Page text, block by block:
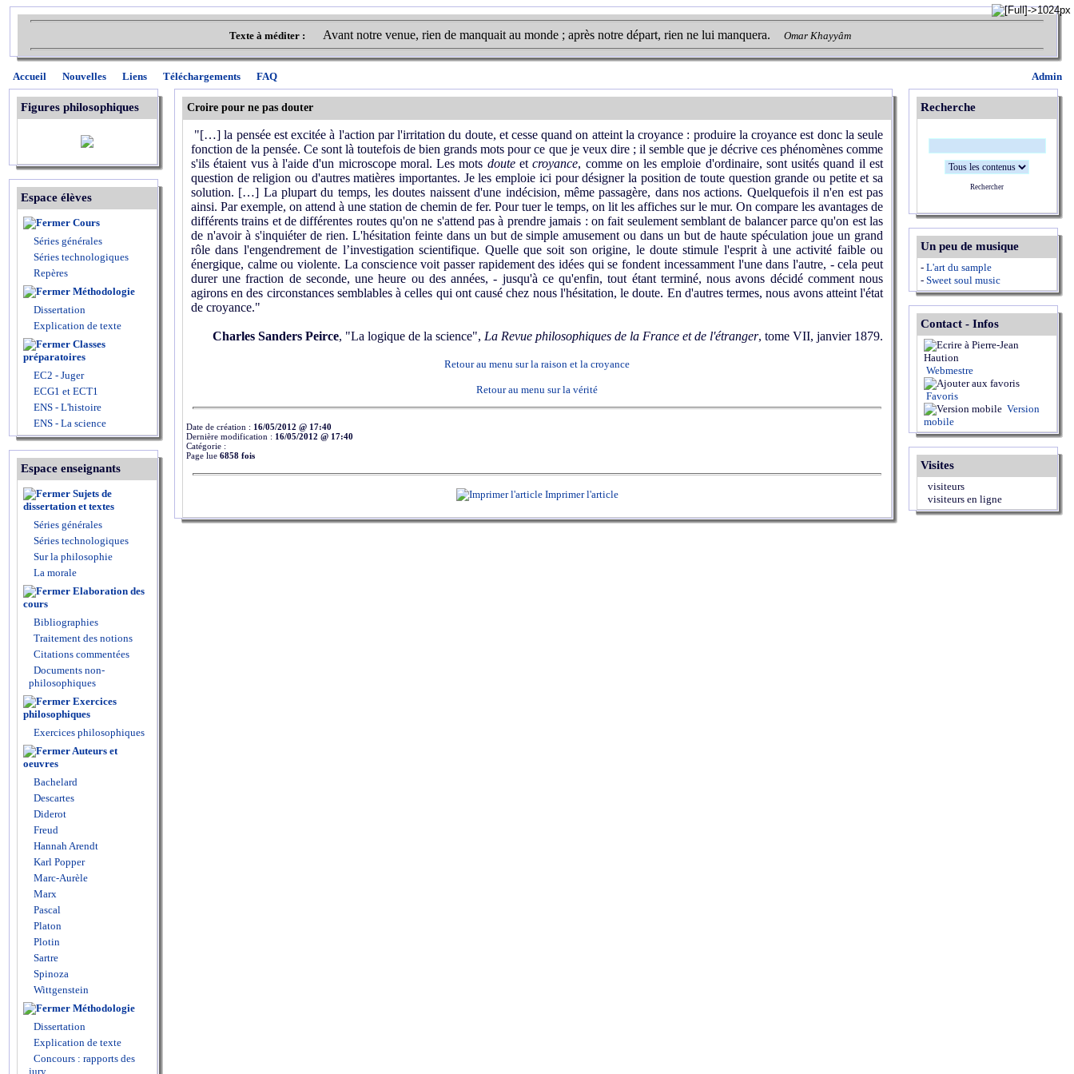
Texte à méditer : Avant notre venue, rien de manquait au monde ; après notre départ, rien ne lui manquera. Omar Khayyâm
Admin
Accueil Nouvelles Liens Téléchargements FAQ
Figures philosophiques
Espace élèves
Cours
Séries générales
Séries technologiques
Repères
Méthodologie
Dissertation
Explication de texte
Classes
préparatoires
EC2 - Juger
ECG1 et ECT1
ENS - L'histoire
ENS - La science
Espace enseignants
Sujets de
dissertation et textes
Séries générales
Séries technologiques
Sur la philosophie
La morale
Elaboration des
cours
Bibliographies
Traitement des notions
Citations commentées
Documents non-
philosophiques
Exercices
philosophiques
Exercices philosophiques
Auteurs et
oeuvres
Bachelard
Descartes
Diderot
Freud
Hannah Arendt
Karl Popper
Marc-Aurèle
Marx
Pascal
Platon
Plotin
Sartre
Spinoza
Wittgenstein
Méthodologie
Dissertation
Explication de texte
Concours : rapports des
jury
Croire pour ne pas douter
"[…] la pensée est excitée à l'action par l'irritation du doute, et cesse quand on atteint la croyance : produire la croyance est donc la seule
fonction de la pensée. Ce sont là toutefois de bien grands mots pour ce que je veux dire ; il semble que je décrive ces phénomènes comme
s'ils étaient vus à l'aide d'un microscope moral. Les mots douteetcroyance, comme on les emploie d'ordinaire, sont usités quand il est
question de religion ou d'autres matières importantes. Je les emploie ici pour désigner la position de toute question grande ou petite et sa
solution. […] La plupart du temps, les doutes naissent d'une indécision, même passagère, dans nos actions. Quelquefois il n'en est pas
ainsi. Par exemple, on attend à une station de chemin de fer. Pour tuer le temps, on lit les affiches sur le mur. On compare les avantages de
différents trains et de différentes routes qu'on ne s'attend pas à prendre jamais : on fait seulement semblant de balancer parce qu'on est las
de n'avoir à s'inquiéter de rien. L'hésitation feinte dans un but de simple amusement ou dans un but de haute spéculation joue un grand
rôle dans l'engendrement de l’investigation scientifique. Quelle que soit son origine, le doute stimule l'esprit à une activité faible ou
énergique, calme ou violente. La conscience voit passer rapidement des idées qui se fondent incessamment l'une dans l'autre, - cela peut
durer une fraction de seconde, une heure ou des années, - jusqu'à ce qu'enfin, tout étant terminé, nous avons décidé comment nous
agirons en des circonstances semblables à celles qui ont causé chez nous l'hésitation, le doute. En d'autres termes, nous avons atteint l'état
de croyance."
Charles Sanders Peirce, "La logique de la science", La Revue philosophiques de la France et de l'étranger, tome VII, janvier 1879.
Retour au menu sur la raison et la croyance
Retour au menu sur la vérité
Date de création : 16/05/2012 @ 17:40
Dernière modification : 16/05/2012 @ 17:40
Catégorie :
Page lue 6858 fois
Imprimer l'article
Recherche
Rechercher
Un peu de musique
- L'art du sample
- Sweet soul music
Contact - Infos
Webmestre
Favoris
Version
mobile
Visites
visiteurs
visiteurs en ligne